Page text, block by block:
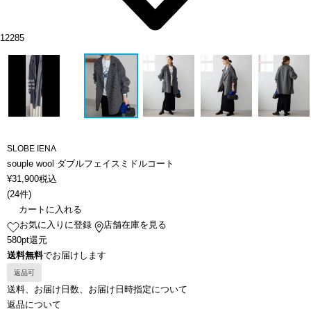
12285
SLOBE IENA
souple wool ダブルフェイスミドルコート
¥31,900税込
(24件)
カートに入れる
お気に入りに登録
店舗在庫を見る
580pt還元
送料無料でお届けします
返品可
送料、お届け日数、お届け日時指定について
返品について